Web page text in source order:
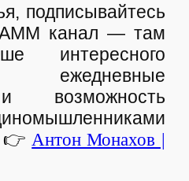
подписывайтесь
канал — там
интересного
ежедневные
возможность
👉 Антон Монахов |